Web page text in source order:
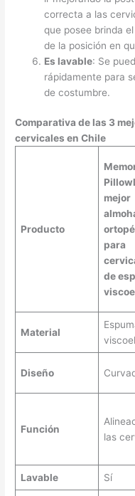
correcta a las
que posee brinda
de la posición en
Es lavable: Se
rápidamente para
de costumbre.
Comparativa de las 3
cervicales en Chile
Producto
Pillow
mejor
para
de
Material
Diseño
Función
las
Lavable Sí